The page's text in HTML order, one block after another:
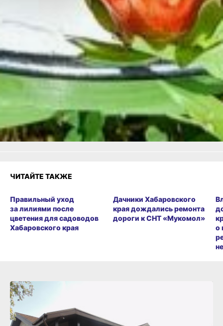
Ольга Школьникова, дачница
со стажем, ЕАО
В ТЕМУ:
Советы хабаровским дачникам:
что делать с порослью малины?
Еще больше
советов:Одноклассники,ВКонтакте
иТелеграм
Как вам материал?
Супер
Злость
Разочарование
ЧИТАЙТЕ ТАКЖЕ
Правильный уход
за лилиями после
цветения для садоводов
Хабаровского края
Дачники Хабаровского
края дождались ремонта
дороги к СНТ «Мукомол»
о